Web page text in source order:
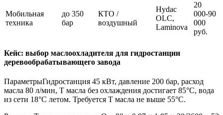
Мобильная
техника
до 350
бар
КТО /
воздушный
Hydac
OLC,
Laminova
20
000-90
000
руб.
Кейс: выбор маслоохладителя для гидростанции
деревообрабатывающего завода
ПараметрыГидростанция 45 кВт, давление 200 бар, расход
масла 80 л/мин, Т масла без охлаждения достигает 85°C, вода
из сети 18°C летом. Требуется Т масла не выше 55°C.